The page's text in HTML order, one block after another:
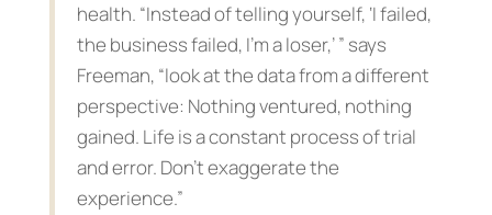
health. “Instead of telling yourself, ‘I failed,
the business failed, I’m a loser,’ ” says
Freeman, “look at the data from a different
perspective: Nothing ventured, nothing
gained. Life is a constant process of trial
and error. Don’t exaggerate the
experience.”